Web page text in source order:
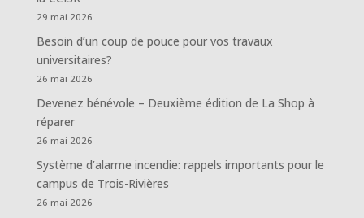
29 mai 2026
Besoin d’un coup de pouce pour vos travaux
universitaires?
26 mai 2026
Devenez bénévole – Deuxième édition de La Shop à
réparer
26 mai 2026
Système d’alarme incendie: rappels importants pour le
campus de Trois-Rivières
26 mai 2026